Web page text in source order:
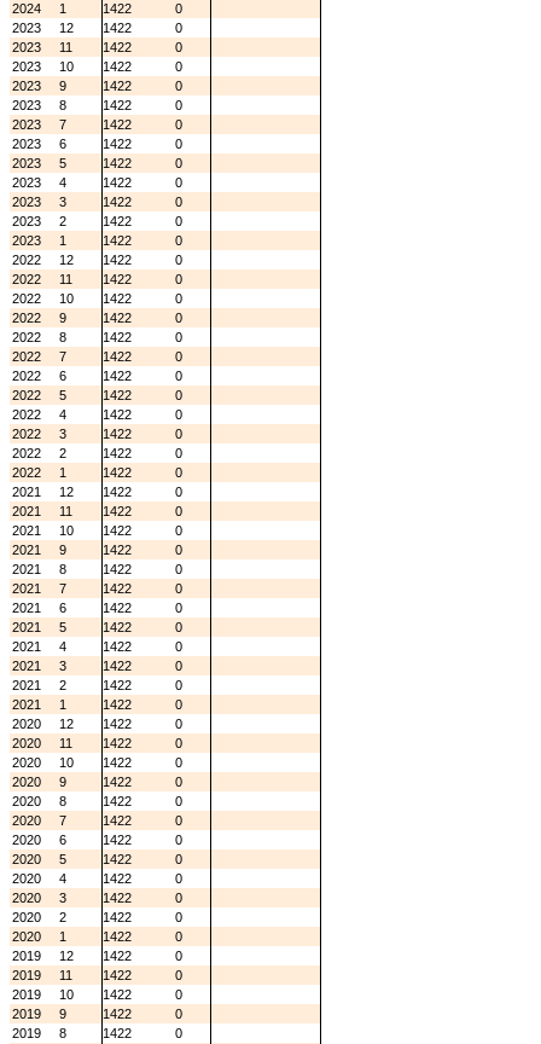
2024
1 1422
0
2023
12 1422
0
2023
11 1422
0
2023
10 1422
0
2023
9 1422
0
2023
8 1422
0
2023
7 1422
0
2023
6 1422
0
2023
5 1422
0
2023
4 1422
0
2023
3 1422
0
2023
2 1422
0
2023
1 1422
0
2022
12 1422
0
2022
11 1422
0
2022
10 1422
0
2022
9 1422
0
2022
8 1422
0
2022
7 1422
0
2022
6 1422
0
2022
5 1422
0
2022
4 1422
0
2022
3 1422
0
2022
2 1422
0
2022
1 1422
0
2021
12 1422
0
2021
11 1422
0
2021
10 1422
0
2021
9 1422
0
2021
8 1422
0
2021
7 1422
0
2021
6 1422
0
2021
5 1422
0
2021
4 1422
0
2021
3 1422
0
2021
2 1422
0
2021
1 1422
0
2020
12 1422
0
2020
11 1422
0
2020
10 1422
0
2020
9 1422
0
2020
8 1422
0
2020
7 1422
0
2020
6 1422
0
2020
5 1422
0
2020
4 1422
0
2020
3 1422
0
2020
2 1422
0
2020
1 1422
0
2019
12 1422
0
2019
11 1422
0
2019
10 1422
0
2019
9 1422
0
2019
8 1422
0